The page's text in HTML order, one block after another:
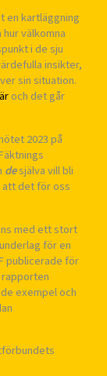
en kartläggning
välkomna
i de sju
insikter,
sin situation.
och det går
2023 på
desjälva vill bli
det för oss
med ett stort
för en
publicerade för
rapporten
exempel och